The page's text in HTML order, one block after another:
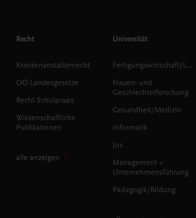
Recht
Krankenanstaltenrecht
OÖ Landesgesetze
Recht Schulpraxis
Wissenschaftliche
Publikationen
alle anzeigen
Universität
Fertigungswirtschaft/Logistik
Frauen- und
Geschlechterforschung
Gesundheit/Medizin
Informatik
Jus
Management +
Unternehmensführung
Pädagogik/Bildung